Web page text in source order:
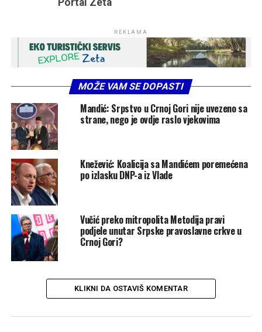
Portal Zeta
REKLAMA
MOŽE VAM SE DOPASTI
Mandić: Srpstvo u Crnoj Gori nije uvezeno sa
strane, nego je ovdje raslo vjekovima
Knežević: Koalicija sa Mandićem poremećena
po izlasku DNP-a iz Vlade
Vučić preko mitropolita Metodija pravi
podjele unutar Srpske pravoslavne crkve u
Crnoj Gori?
KLIKNI DA OSTAVIŠ KOMENTAR